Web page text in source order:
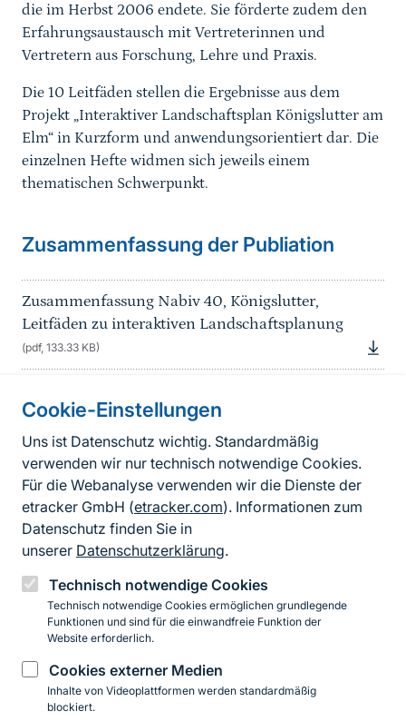
Cookie-Einstellungen
Uns ist Datenschutz wichtig. Standardmäßig
verwenden wir nur technisch notwendige Cookies.
Für die Webanalyse verwenden wir die Dienste der
etracker GmbH (etracker.com). Informationen zum
Datenschutz finden Sie in
unserer Datenschutzerklärung.
Technisch notwendige Cookies
Technisch notwendige Cookies ermöglichen grundlegende
Funktionen und sind für die einwandfreie Funktion der
Website erforderlich.
Cookies externer Medien
Inhalte von Videoplattformen werden standardmäßig
blockiert.
die im Herbst 2006 endete. Sie förderte zudem den
Erfahrungsaustausch mit Vertreterinnen und
Vertretern aus Forschung, Lehre und Praxis.
Die 10 Leitfäden stellen die Ergebnisse aus dem
Projekt „Interaktiver Landschaftsplan Königslutter am
Elm“ in Kurzform und anwendungsorientiert dar. Die
einzelnen Hefte widmen sich jeweils einem
thematischen Schwerpunkt.
Zusammenfassung der Publiation
Zusammenfassung Nabiv 40, Königslutter,
Leitfäden zu interaktiven Landschaftsplanung
(pdf, 133.33 KB)
Informationen zur Seite
FußzeileKontakt zum BfN
Kontaktformular
Erklärung zur Barrierefreiheit
Impressum
Datenschutz
InstagramFacebookYouTubeLinkedIn